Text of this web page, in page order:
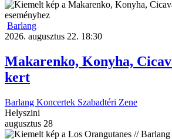
Barlang
2026. augusztus 22. 18:30
Makarenko, Konyha,
kert
Barlang Koncertek Szabadtéri Zene
Helyszini
augusztus 28